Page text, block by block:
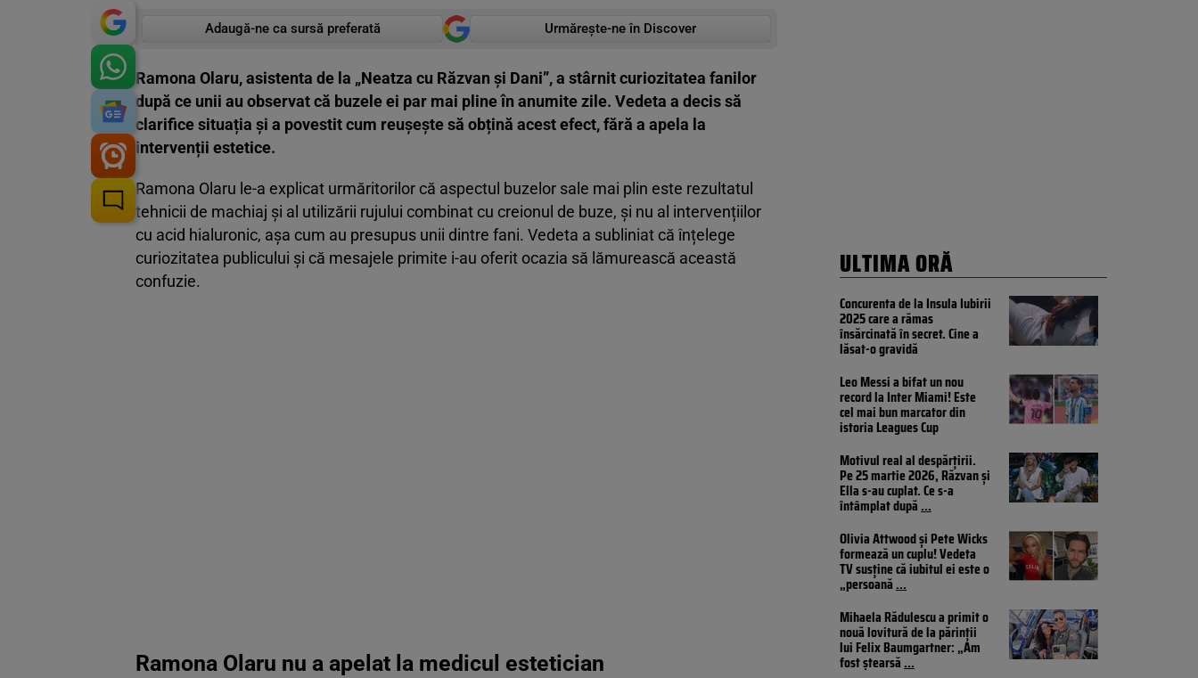
Adaugă-ne ca sursă preferată Urmărește-ne în Discover
Ramona Olaru, asistenta de la „Neatza cu Răzvan și Dani”, a stârnit curiozitatea fanilor
după ce unii au observat că buzele ei par mai pline în anumite zile. Vedeta a decis să
clarifice situația și a povestit cum reușește să obțină acest efect, fără a apela la
intervenții estetice.
Ramona Olaru le-a explicat urmăritorilor că aspectul buzelor sale mai plin este rezultatul
tehnicii de machiaj și al utilizării rujului combinat cu creionul de buze, și nu al intervențiilor
cu acid hialuronic, așa cum au presupus unii dintre fani. Vedeta a subliniat că înțelege
curiozitatea publicului și că mesajele primite i-au oferit ocazia să lămurească această
confuzie.
Ramona Olaru nu a apelat la medicul estetician
ULTIMA ORĂ
Concurenta de la Insula Iubirii
2025 care a rămas
însărcinată în secret. Cine a
lăsat-o gravidă
Leo Messi a bifat un nou
record la Inter Miami! Este
cel mai bun marcator din
istoria Leagues Cup
Motivul real al despărțirii.
Pe 25 martie 2026, Răzvan și
Ella s-au cuplat. Ce s-a
întâmplat după...
Olivia Attwood și Pete Wicks
formează un cuplu! Vedeta
TV susține că iubitul ei este o
„persoană...
Mihaela Rădulescu a primit o
nouă lovitură de la părinții
lui Felix Baumgartner: „Am
fost ștearsă...